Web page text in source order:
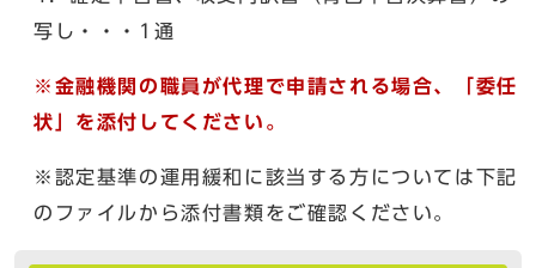
写し・・・1通
※金融機関の職員が代理で申請される場合、「委任
状」を添付してください。
※認定基準の運用緩和に該当する方については下記
のファイルから添付書類をご確認ください。